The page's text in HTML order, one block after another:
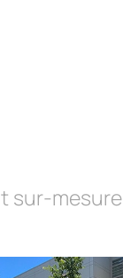
sur-mesure